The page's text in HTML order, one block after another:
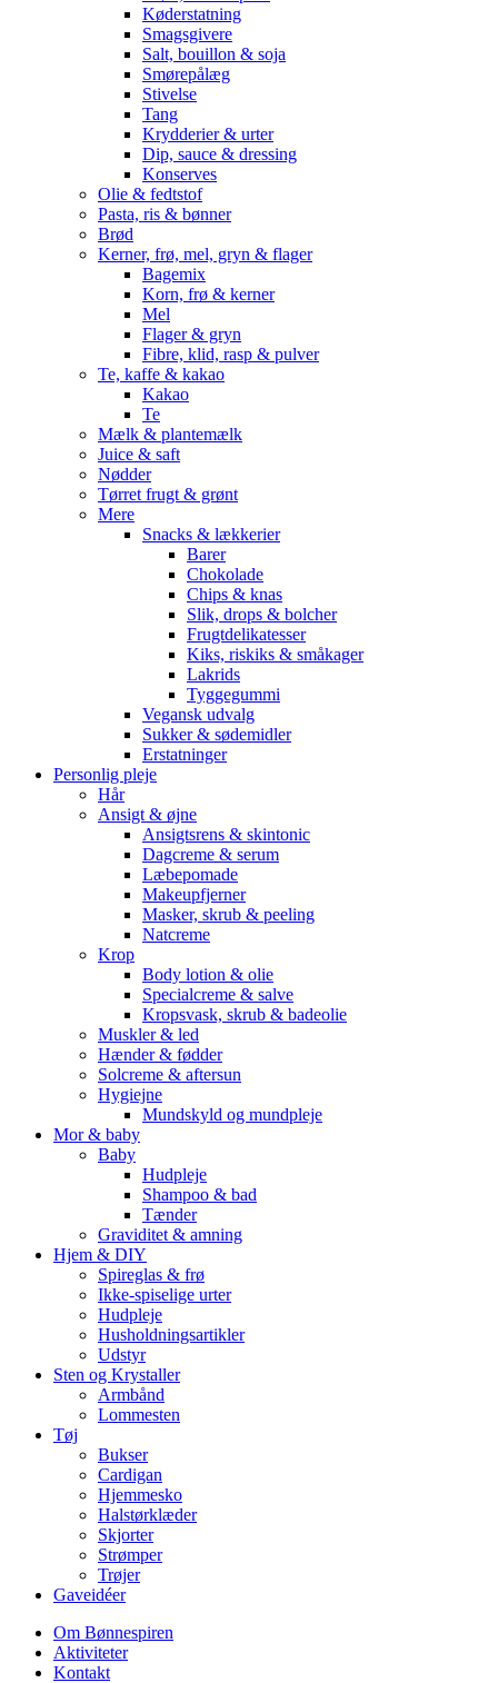
Køderstatning
Smagsgivere
Salt, bouillon & soja
Smørepålæg
Stivelse
Tang
Krydderier & urter
Dip, sauce & dressing
Konserves
Olie & fedtstof
Pasta, ris & bønner
Brød
Kerner, frø, mel, gryn & flager
Bagemix
Korn, frø & kerner
Mel
Flager & gryn
Fibre, klid, rasp & pulver
Te, kaffe & kakao
Kakao
Te
Mælk & plantemælk
Juice & saft
Nødder
Tørret frugt & grønt
Mere
Snacks & lækkerier
Barer
Chokolade
Chips & knas
Slik, drops & bolcher
Frugtdelikatesser
Kiks, riskiks & småkager
Lakrids
Tyggegummi
Vegansk udvalg
Sukker & sødemidler
Erstatninger
Personlig pleje
Hår
Ansigt & øjne
Ansigtsrens & skintonic
Dagcreme & serum
Læbepomade
Makeupfjerner
Masker, skrub & peeling
Natcreme
Krop
Body lotion & olie
Specialcreme & salve
Kropsvask, skrub & badeolie
Muskler & led
Hænder & fødder
Solcreme & aftersun
Hygiejne
Mundskyld og mundpleje
Mor & baby
Baby
Hudpleje
Shampoo & bad
Tænder
Graviditet & amning
Hjem & DIY
Spireglas & frø
Ikke-spiselige urter
Hudpleje
Husholdningsartikler
Udstyr
Sten og Krystaller
Armbånd
Lommesten
Tøj
Bukser
Cardigan
Hjemmesko
Halstørklæder
Skjorter
Strømper
Trøjer
Gaveidéer
Om Bønnespiren
Aktiviteter
Kontakt